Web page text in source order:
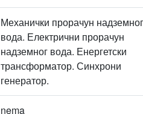
Механички прорачун надземног
вода. Електрични прорачун
надземног вода. Енергетски
трансформатор. Синхрони
генератор.
nema